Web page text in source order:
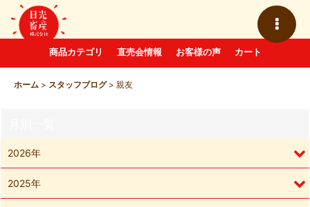
商品カテゴリ 直売会情報 お客様の声 カート
ホーム > スタッフブログ > 親友
2026年
2025年